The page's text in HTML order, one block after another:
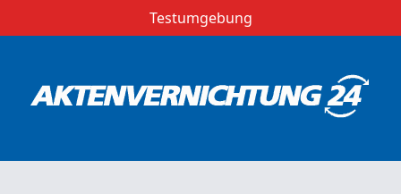
Testumgebung